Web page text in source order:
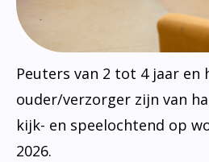
Peuters van 2 tot 4 jaar en
ouder/verzorger zijn van
kijk- en speelochtend op
2026.